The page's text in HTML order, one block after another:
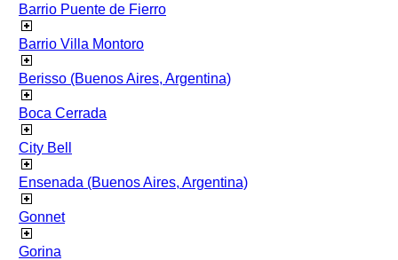
Barrio Puente de Fierro
Barrio Villa Montoro
Berisso (Buenos Aires, Argentina)
Boca Cerrada
City Bell
Ensenada (Buenos Aires, Argentina)
Gonnet
Gorina